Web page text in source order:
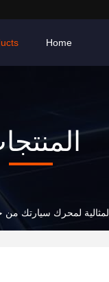
Home
لمحرك سيارتك من